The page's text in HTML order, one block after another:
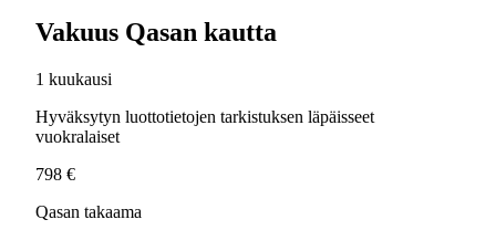
Vakuus Qasan kautta
1 kuukausi
Hyväksytyn luottotietojen tarkistuksen läpäisseet
vuokralaiset
798 €
Qasan takaama